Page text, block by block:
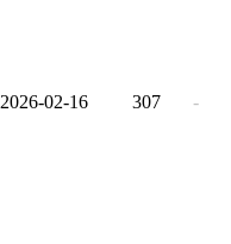
2026-02-16 307 -